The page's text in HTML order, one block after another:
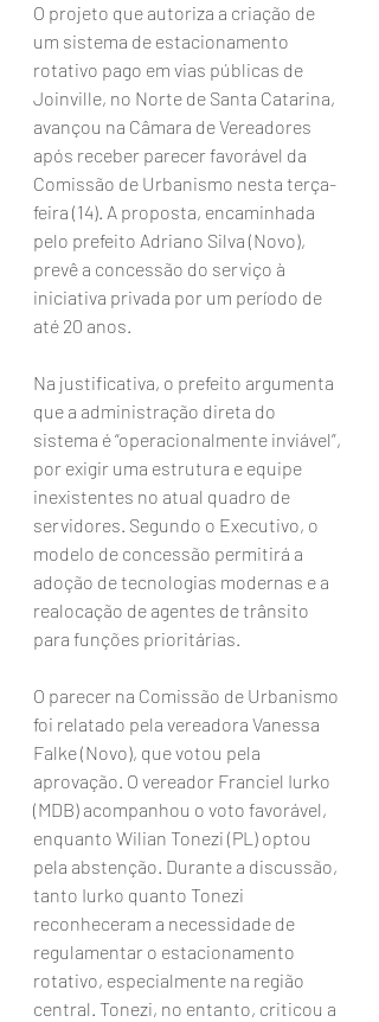
O projeto que autoriza a criação de
um sistema de estacionamento
rotativo pago em vias públicas de
Joinville, no Norte de Santa Catarina,
avançou na Câmara de Vereadores
após receber parecer favorável da
Comissão de Urbanismo nesta terça-
feira (14). A proposta, encaminhada
pelo prefeito Adriano Silva (Novo),
prevê a concessão do serviço à
iniciativa privada por um período de
até 20 anos.
Na justificativa, o prefeito argumenta
que a administração direta do
sistema é “operacionalmente inviável”,
por exigir uma estrutura e equipe
inexistentes no atual quadro de
servidores. Segundo o Executivo, o
modelo de concessão permitirá a
adoção de tecnologias modernas e a
realocação de agentes de trânsito
para funções prioritárias.
O parecer na Comissão de Urbanismo
foi relatado pela vereadora Vanessa
Falke (Novo), que votou pela
aprovação. O vereador Franciel Iurko
(MDB) acompanhou o voto favorável,
enquanto Wilian Tonezi (PL) optou
pela abstenção. Durante a discussão,
tanto Iurko quanto Tonezi
reconheceram a necessidade de
regulamentar o estacionamento
rotativo, especialmente na região
central. Tonezi, no entanto, criticou a